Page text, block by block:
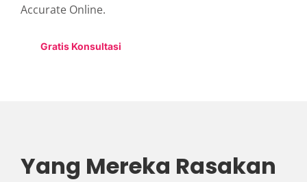
Accurate Online.
Gratis Konsultasi
Yang Mereka Rasakan